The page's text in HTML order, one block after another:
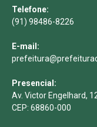
Telefone:
(91) 98486-8226
E-mail:
Presencial:
Av. Victor Engelhard,
CEP: 68860-000